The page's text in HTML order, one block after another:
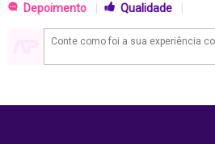
Depoimento | Qualidade |